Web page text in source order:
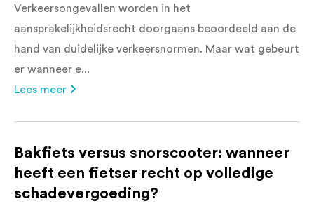
Verkeersongevallen worden in het
aansprakelijkheidsrecht doorgaans beoordeeld aan de
hand van duidelijke verkeersnormen. Maar wat gebeurt
er wanneer e...
Lees meer
Bakfiets versus snorscooter: wanneer
heeft een fietser recht op volledige
schadevergoeding?